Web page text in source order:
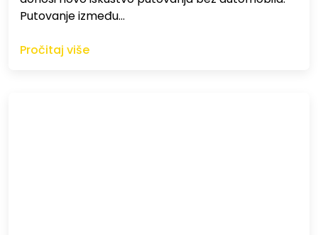
Putovanje između…
Pročitaj više